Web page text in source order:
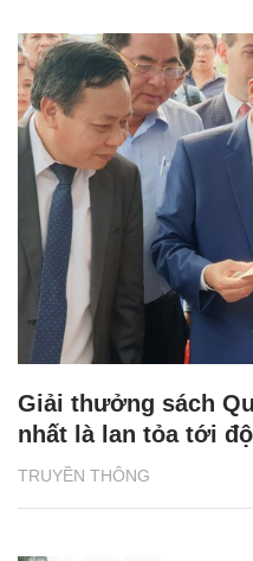
TRUYỀN THÔNG
Giải thưởng sách
nhất là lan tỏa tới